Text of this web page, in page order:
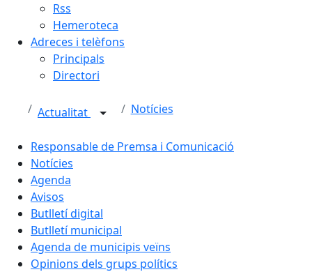
Rss
Hemeroteca
Adreces i telèfons
Principals
Directori
Actualitat Notícies
Responsable de Premsa i Comunicació
Notícies
Agenda
Avisos
Butlletí digital
Butlletí municipal
Agenda de municipis veïns
Opinions dels grups polítics